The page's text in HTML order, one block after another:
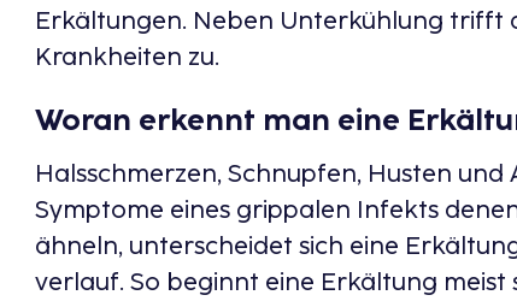
Erkältungen. Neben Unterkühlung trifft
Krankheiten zu.
Woran erkennt man eine
Halsschmerzen, Schnupfen, Husten
Symptome eines grippalen Infekts
ähneln, unterscheidet sich eine
verlauf. So beginnt eine Erkältung